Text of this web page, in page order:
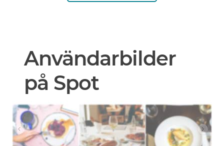
Användarbilder
på Spot